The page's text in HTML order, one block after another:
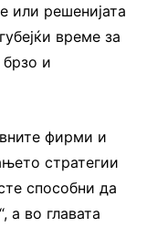
или решенијата
време за
брзо и
фирми и
стратегии
способни да
а во главата